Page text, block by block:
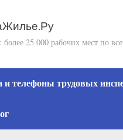
25 000 рабочих мест по
и телефоны трудовых